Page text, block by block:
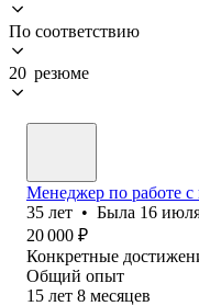
По соответствию
20 резюме
Менеджер по работе с
35 лет • Была 16
20 000 ₽
Конкретные
Общий опыт
15 лет 8 месяцев